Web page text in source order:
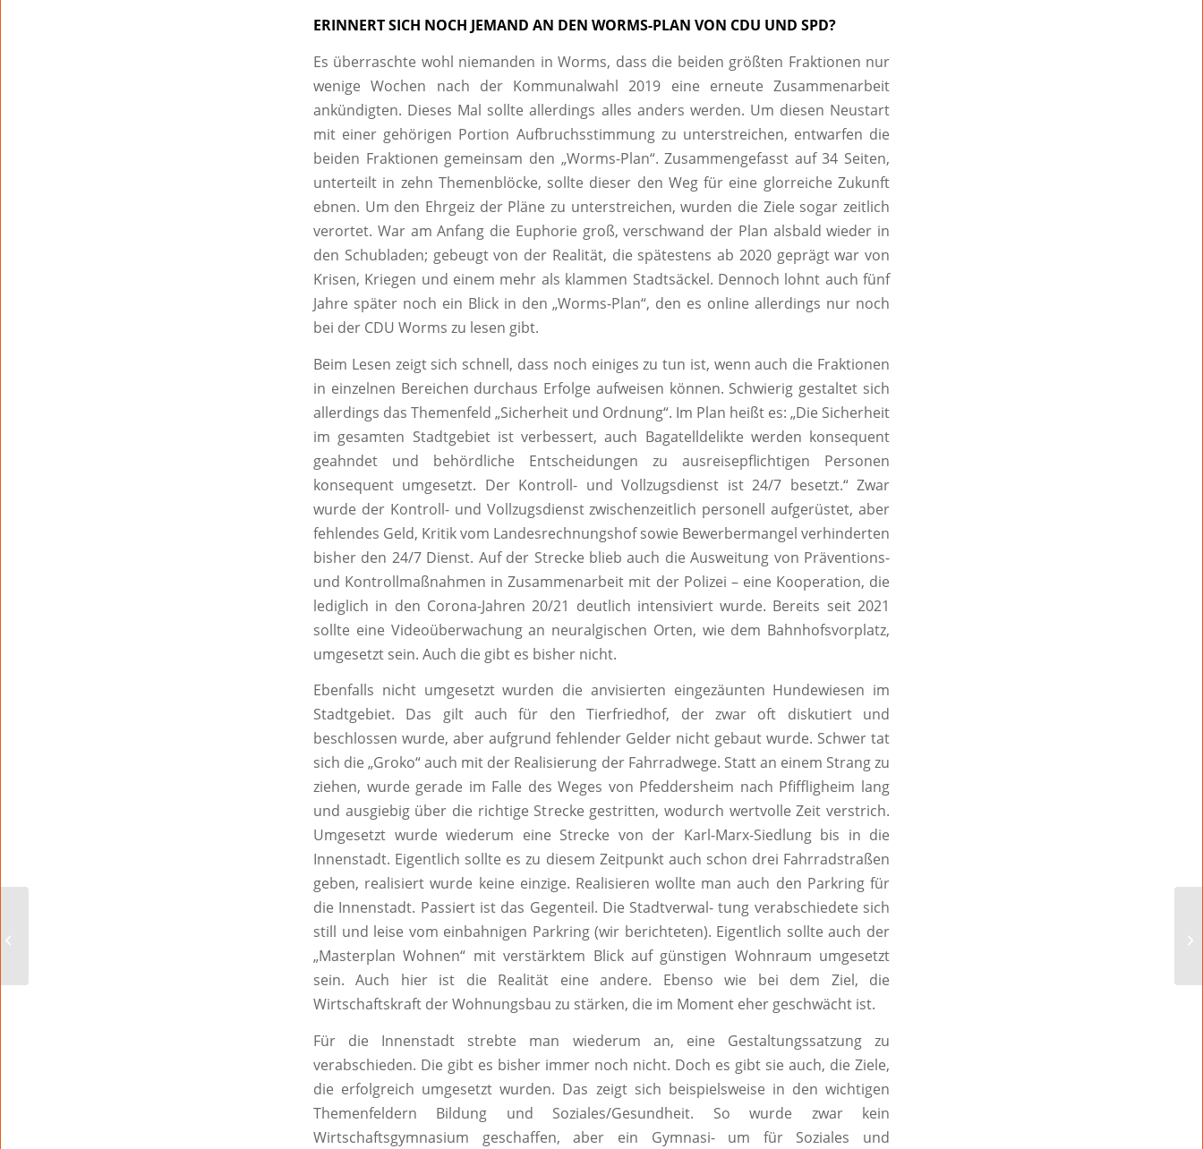
ERINNERT SICH NOCH JEMAND AN DEN WORMS-PLAN VON CDU UND SPD?
Es überraschte wohl niemanden in Worms, dass die beiden größten Fraktionen nur
wenige Wochen nach der Kommunalwahl 2019 eine erneute Zusammenarbeit
ankündigten. Dieses Mal sollte allerdings alles anders werden. Um diesen Neustart
mit einer gehörigen Portion Aufbruchsstimmung zu unterstreichen, entwarfen die
beiden Fraktionen gemeinsam den „Worms-Plan“. Zusammengefasst auf 34 Seiten,
unterteilt in zehn Themenblöcke, sollte dieser den Weg für eine glorreiche Zukunft
ebnen. Um den Ehrgeiz der Pläne zu unterstreichen, wurden die Ziele sogar zeitlich
verortet. War am Anfang die Euphorie groß, verschwand der Plan alsbald wieder in
den Schubladen; gebeugt von der Realität, die spätestens ab 2020 geprägt war von
Krisen, Kriegen und einem mehr als klammen Stadtsäckel. Dennoch lohnt auch fünf
Jahre später noch ein Blick in den „Worms-Plan“, den es online allerdings nur noch
bei der CDU Worms zu lesen gibt.
Beim Lesen zeigt sich schnell, dass noch einiges zu tun ist, wenn auch die Fraktionen
in einzelnen Bereichen durchaus Erfolge aufweisen können. Schwierig gestaltet sich
allerdings das Themenfeld „Sicherheit und Ordnung“. Im Plan heißt es: „Die Sicherheit
im gesamten Stadtgebiet ist verbessert, auch Bagatelldelikte werden konsequent
geahndet und behördliche Entscheidungen zu ausreisepflichtigen Personen
konsequent umgesetzt. Der Kontroll- und Vollzugsdienst ist 24/7 besetzt.“ Zwar
wurde der Kontroll- und Vollzugsdienst zwischenzeitlich personell aufgerüstet, aber
fehlendes Geld, Kritik vom Landesrechnungshof sowie Bewerbermangel verhinderten
bisher den 24/7 Dienst. Auf der Strecke blieb auch die Ausweitung von Präventions-
und Kontrollmaßnahmen in Zusammenarbeit mit der Polizei – eine Kooperation, die
lediglich in den Corona-Jahren 20/21 deutlich intensiviert wurde. Bereits seit 2021
sollte eine Videoüberwachung an neuralgischen Orten, wie dem Bahnhofsvorplatz,
umgesetzt sein. Auch die gibt es bisher nicht.
Ebenfalls nicht umgesetzt wurden die anvisierten eingezäunten Hundewiesen im
Stadtgebiet. Das gilt auch für den Tierfriedhof, der zwar oft diskutiert und
beschlossen wurde, aber aufgrund fehlender Gelder nicht gebaut wurde. Schwer tat
sich die „Groko“ auch mit der Realisierung der Fahrradwege. Statt an einem Strang zu
ziehen, wurde gerade im Falle des Weges von Pfeddersheim nach Pfiffligheim lang
und ausgiebig über die richtige Strecke gestritten, wodurch wertvolle Zeit verstrich.
Umgesetzt wurde wiederum eine Strecke von der Karl-Marx-Siedlung bis in die
Innenstadt. Eigentlich sollte es zu diesem Zeitpunkt auch schon drei Fahrradstraßen
geben, realisiert wurde keine einzige. Realisieren wollte man auch den Parkring für
die Innenstadt. Passiert ist das Gegenteil. Die Stadtverwal- tung verabschiedete sich
still und leise vom einbahnigen Parkring (wir berichteten). Eigentlich sollte auch der
„Masterplan Wohnen“ mit verstärktem Blick auf günstigen Wohnraum umgesetzt
sein. Auch hier ist die Realität eine andere. Ebenso wie bei dem Ziel, die
Wirtschaftskraft der Wohnungsbau zu stärken, die im Moment eher geschwächt ist.
Für die Innenstadt strebte man wiederum an, eine Gestaltungssatzung zu
verabschieden. Die gibt es bisher immer noch nicht. Doch es gibt sie auch, die Ziele,
die erfolgreich umgesetzt wurden. Das zeigt sich beispielsweise in den wichtigen
Themenfeldern Bildung und Soziales/Gesundheit. So wurde zwar kein
Wirtschaftsgymnasium geschaffen, aber ein Gymnasi- um für Soziales und